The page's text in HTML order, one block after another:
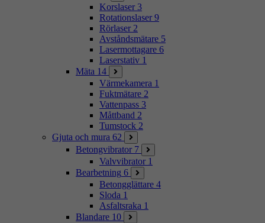
Korslaser 3
Rotationslaser 9
Rörlaser 2
Avståndsmätare 5
Lasermottagare 6
Laserstativ 1
Mäta 14
Värmekamera 1
Fuktmätare 2
Vattenpass 3
Måttband 2
Tumstock 2
Gjuta och mura 62
Betongvibrator 7
Valvvibrator 1
Bearbetning 6
Betongglättare 4
Sloda 1
Asfaltsraka 1
Blandare 10